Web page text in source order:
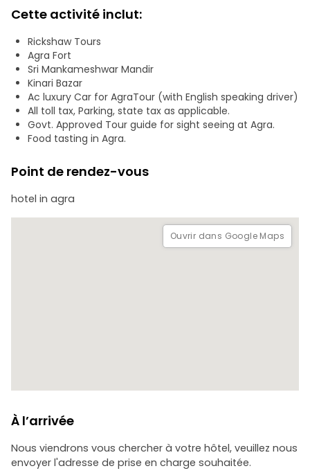
marché, vous pourrez voir le temple hindou de
Mankameshwar, vieux de près de 500 ans. Vous visiterez
également de jolis hawéliens de l'époque moghole. Les
autres marchés célèbres que l'on peut visiter ici sont :
Kinari Bazaa, Sev Ka Bazaar, Luhar Gali, etc. Luhar Gali,
anciennement connu sous le nom de Lahori Gali, était un
lieu célèbre pour ses activités commerciales. Dans ces
marchés, vous aurez l'occasion de voir les activités
commerciales. Cette promenade peut être organisée pour
des individus ou des groupes. Les frais d'un guide qualifié et
d'un trajet en rickshaw électrique sont inclus dans le prix.
local à Agra et une dégustation de plats dans le cadre de
Cette activité inclut:
Rickshaw Tours
Agra Fort
Sri Mankameshwar Mandir
Kinari Bazar
Ac luxury Car for AgraTour (with English speaking driver)
All toll tax, Parking, state tax as applicable.
Govt. Approved Tour guide for sight seeing at Agra.
Food tasting in Agra.
Point de rendez-vous
hotel in agra
Ouvrir dans Google Maps
À l’arrivée
Nous viendrons vous chercher à votre hôtel, veuillez nous
envoyer l'adresse de prise en charge souhaitée.